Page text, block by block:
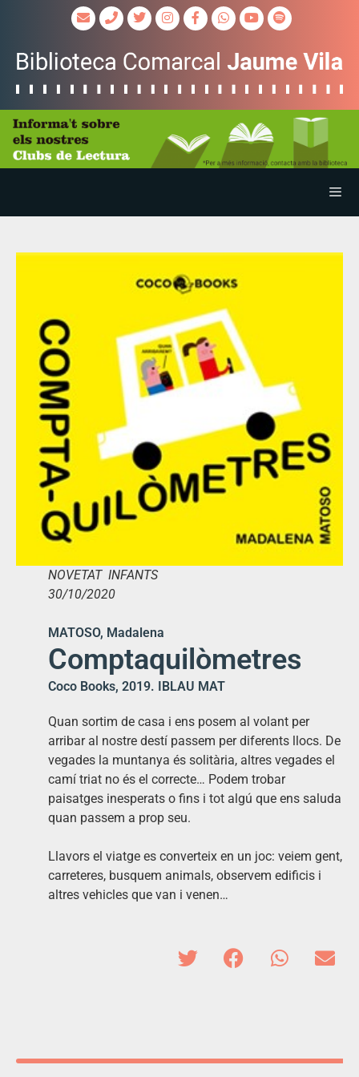
NOVETAT INFANTS
30/10/2020
MATOSO, Madalena
Comptaquilòmetres
Coco Books, 2019. IBLAU MAT
Quan sortim de casa i ens posem al volant per
arribar al nostre destí passem per diferents llocs. De
vegades la muntanya és solitària, altres vegades el
camí triat no és el correcte… Podem trobar
paisatges inesperats o fins i tot algú que ens saluda
quan passem a prop seu.
Llavors el viatge es converteix en un joc: veiem gent,
carreteres, busquem animals, observem edificis i
altres vehicles que van i venen…